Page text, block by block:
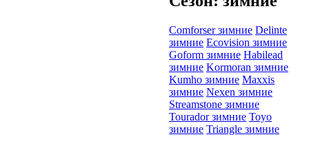
Comforser зимние Delinte
зимние Ecovision зимние
Goform зимние Habilead
зимние Kormoran зимние
Kumho зимние Maxxis
зимние Nexen зимние
Streamstone зимние
Tourador зимние Toyo
зимние Triangle зимние